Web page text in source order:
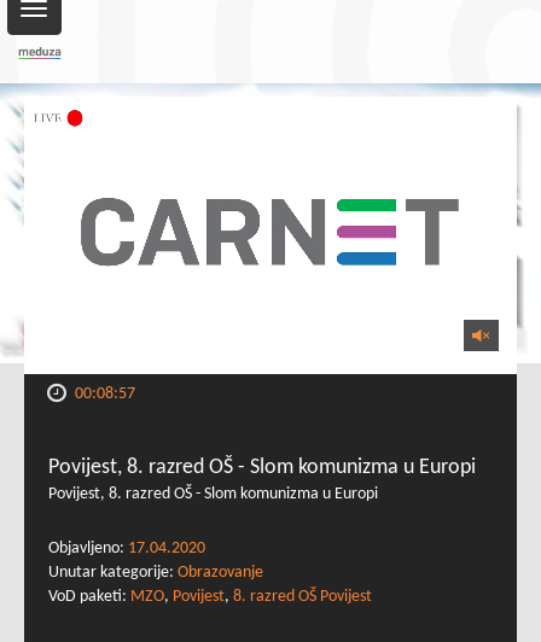
Toggle
navigation
00:08:57
Povijest, 8. razred OŠ - Slom komunizma u Europi
Povijest, 8. razred OŠ - Slom komunizma u Europi
Objavljeno: 17.04.2020
Unutar kategorije: Obrazovanje
VoD paketi: MZO, Povijest, 8. razred OŠ Povijest